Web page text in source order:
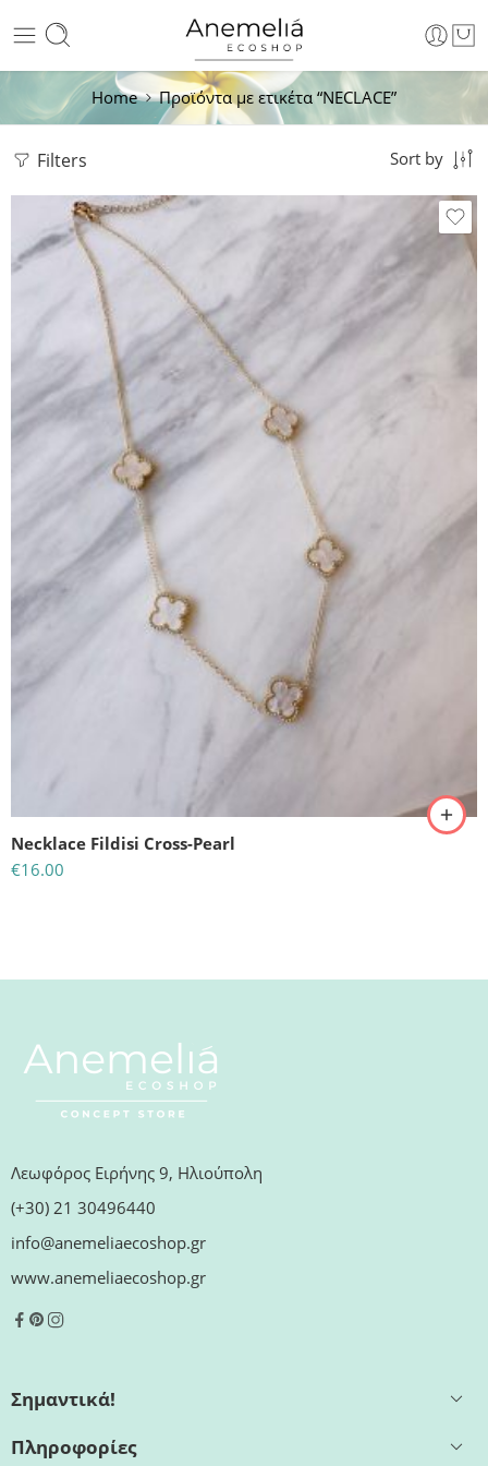
Home Προϊόντα με ετικέτα “NECLACE”
Filters Sort by
Necklace Fildisi Cross-Pearl
€16.00
Λεωφόρος Ειρήνης 9, Ηλιούπολη
(+30) 21 30496440
info@anemeliaecoshop.gr
www.anemeliaecoshop.gr
Σημαντικά!
Πληροφορίες